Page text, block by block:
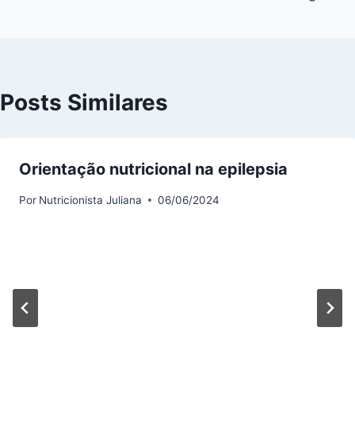
Posts Similares
Orientação nutricional na epilepsia
Por Nutricionista Juliana 06/06/2024